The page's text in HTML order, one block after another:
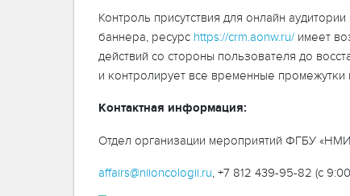
Контроль присутствия для онлайн
баннера, ресурс https://crm.aonw.ru/ имеет
действий со стороны пользователя до
и контролирует все временные
Контактная информация:
Отдел организации мероприятий ФГБУ
affairs@niioncologii.ru, +7 812 439-95-82 (с